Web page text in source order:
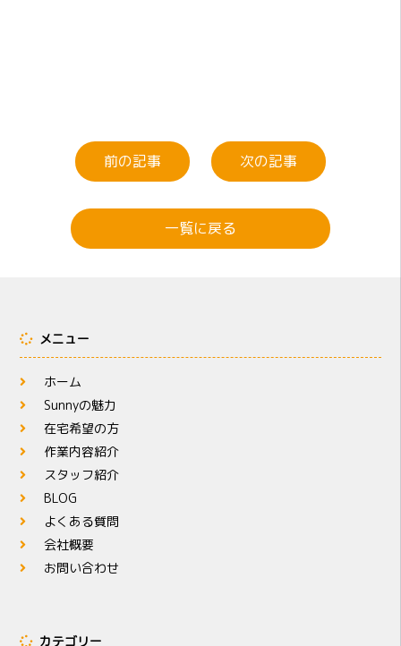
前の記事 次の記事
一覧に戻る
メニュー
ホーム
Sunnyの魅力
在宅希望の方
作業内容紹介
スタッフ紹介
BLOG
よくある質問
会社概要
お問い合わせ
カテゴリー